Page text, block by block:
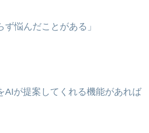
悩んだことがある」
AIが提案してくれる機能があれば